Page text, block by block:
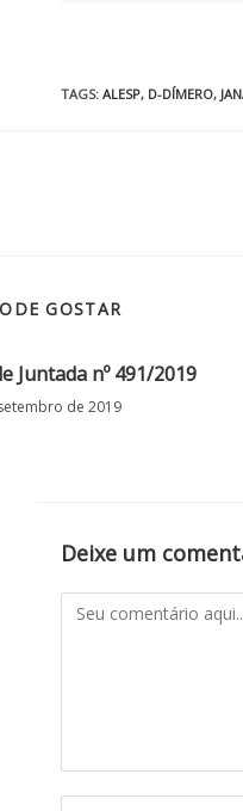
TAGS: ALESP, D-DÍMERO,
GOSTAR
Juntada nº 491/2019
de 2019
Deixe um